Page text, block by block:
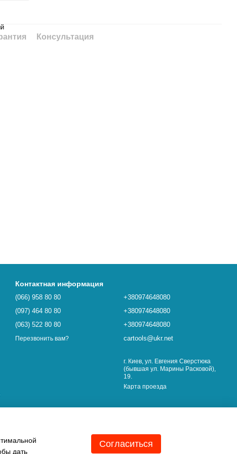
Консультация
Контактная информация
(066) 958 80 80
(097) 464 80 80
(063) 522 80 80
Перезвонить вам?
+380974648080
+380974648080
+380974648080
cartools@ukr.net
г. Киев, ул. Евгения Сверстюка
(бывшая ул. Марины Расковой),
19.
Карта проезда
дать
Согласиться